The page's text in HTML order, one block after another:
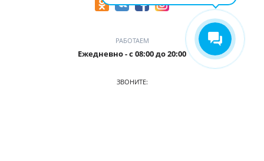
РАБОТАЕМ
Ежедневно - с 08:00 до 20:00
ЗВОНИТЕ: